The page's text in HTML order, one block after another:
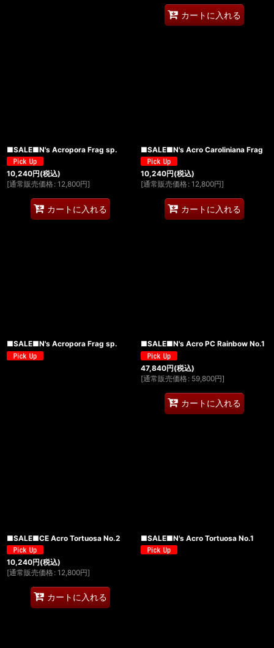
カートに入れる
■SALE■N's Acropora Frag sp.
10,240円(税込)
[通常販売価格 : 12,800円]
カートに入れる
■SALE■N's Acro Caroliniana Frag
10,240円(税込)
[通常販売価格 : 12,800円]
カートに入れる
■SALE■N's Acropora Frag sp. ■SALE■N's Acro PC Rainbow No.1
47,840円(税込)
[通常販売価格 : 59,800円]
カートに入れる
■SALE■CE Acro Tortuosa No.2
10,240円(税込)
[通常販売価格 : 12,800円]
カートに入れる
■SALE■N's Acro Tortuosa No.1